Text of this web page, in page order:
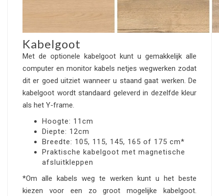
Kabelgoot
Met de optionele kabelgoot kunt u gemakkelijk alle
computer en monitor kabels netjes wegwerken zodat
dit er goed uitziet wanneer u staand gaat werken. De
kabelgoot wordt standaard geleverd in dezelfde kleur
als het Y-frame.
Hoogte: 11cm
Diepte: 12cm
Breedte: 105, 115, 145, 165 of 175 cm*
Praktische kabelgoot met magnetische
afsluitkleppen
*Om alle kabels weg te werken kunt u het beste
kiezen voor een zo groot mogelijke kabelgoot.